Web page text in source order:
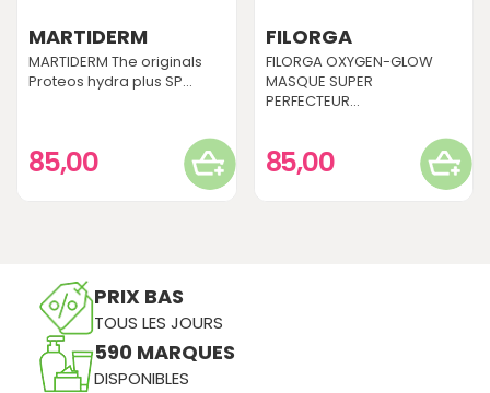
MARTIDERM
MARTIDERM The originals
Proteos hydra plus SP...
85,00
FILORGA
FILORGA OXYGEN-GLOW
MASQUE SUPER
PERFECTEUR...
85,00
PRIX BAS
TOUS LES JOURS
590 MARQUES
DISPONIBLES